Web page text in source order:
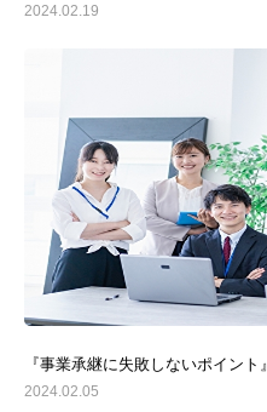
2024.02.19
『事業承継に失敗しないポイント
2024.02.05